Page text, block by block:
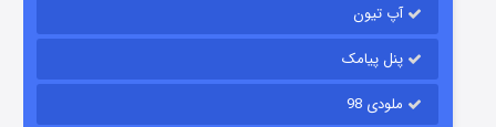
آپ تیون
پنل پیامک
ملودی 98